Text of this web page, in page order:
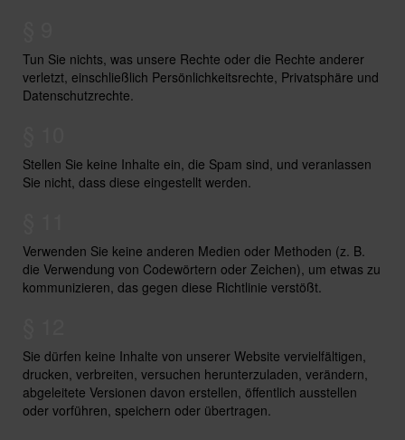
Tun Sie nichts, was unsere Rechte oder die Rechte anderer
verletzt, einschließlich Persönlichkeitsrechte, Privatsphäre und
Datenschutzrechte.
Stellen Sie keine Inhalte ein, die Spam sind, und veranlassen
Sie nicht, dass diese eingestellt werden.
Verwenden Sie keine anderen Medien oder Methoden (z. B.
die Verwendung von Codewörtern oder Zeichen), um etwas zu
kommunizieren, das gegen diese Richtlinie verstößt.
Sie dürfen keine Inhalte von unserer Website vervielfältigen,
drucken, verbreiten, versuchen herunterzuladen, verändern,
abgeleitete Versionen davon erstellen, öffentlich ausstellen
oder vorführen, speichern oder übertragen.